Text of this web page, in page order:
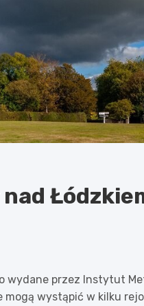
wydane przez Instytut
wystąpić w kilku